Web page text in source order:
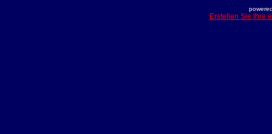
Erstellen Sie Ihre